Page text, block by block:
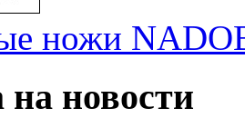
ножи
новости